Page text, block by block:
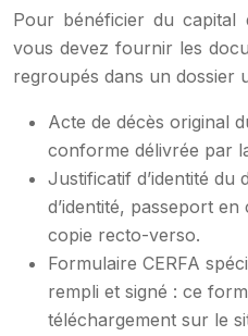
Pour bénéficier du capital
vous devez fournir les
regroupés dans un dossier
Acte de décès original
conforme délivrée par
Justificatif d’identité du
d’identité, passeport
copie recto-verso.
Formulaire CERFA
rempli et signé : ce
téléchargement sur le